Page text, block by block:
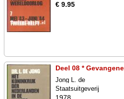
€ 9.95
Deel 08 *
Jong L. de
Staatsuitgeverij